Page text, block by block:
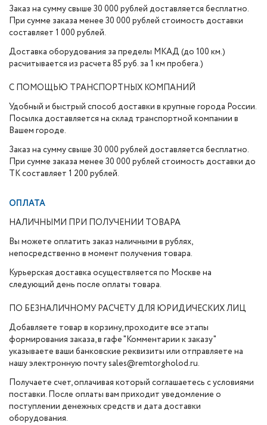
Заказ на сумму свыше 30 000 рублей доставляется бесплатно.
При сумме заказа менее 30 000 рублей стоимость доставки
составляет 1 000 рублей.
Доставка оборудования за пределы МКАД (до 100 км.)
расчитывается из расчета 85 руб. за 1 км пробега.)
С ПОМОЩЬЮ ТРАНСПОРТНЫХ КОМПАНИЙ
Удобный и быстрый способ доставки в крупные города России.
Посылка доставляется на склад транспортной компании в
Вашем городе.
Заказ на сумму свыше 30 000 рублей доставляется бесплатно.
При сумме заказа менее 30 000 рублей стоимость доставки до
ТК составляет 1 200 рублей.
ОПЛАТА
НАЛИЧНЫМИ ПРИ ПОЛУЧЕНИИ ТОВАРА
Вы можете оплатить заказ наличными в рублях,
непосредственно в момент получения товара.
Курьерская доставка осуществляется по Москве на
следующий день после оплаты товара.
ПО БЕЗНАЛИЧНОМУ РАСЧЕТУ ДЛЯ ЮРИДИЧЕСКИХ ЛИЦ
Добавляете товар в корзину, проходите все этапы
формирования заказа, в гафе "Комментарии к заказу"
указываете ваши банковские реквизиты или отправляете на
нашу электронную почту sales@remtorgholod.ru.
Получаете счет, оплачивая который соглашаетесь с условиями
поставки. После оплаты вам приходит уведомление о
поступлении денежных средств и дата доставки
оборудования.